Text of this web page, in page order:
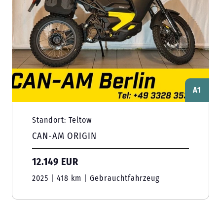
A1
Standort: Teltow
CAN-AM ORIGIN
12.149 EUR
2025 | 418 km | Gebrauchtfahrzeug